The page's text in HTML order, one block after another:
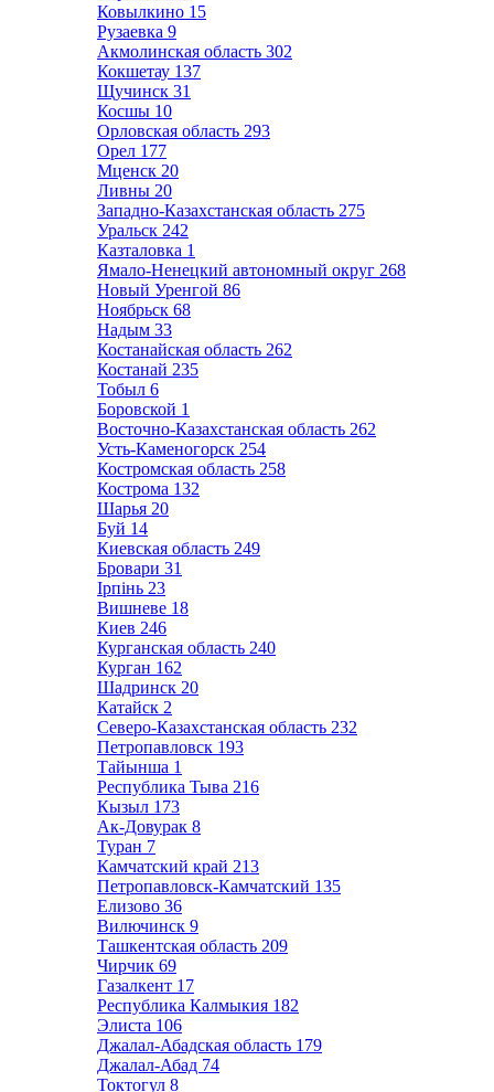
Ковылкино 15
Рузаевка 9
Акмолинская область 302
Кокшетау 137
Щучинск 31
Косшы 10
Орловская область 293
Орел 177
Мценск 20
Ливны 20
Западно-Казахстанская область 275
Уральск 242
Казталовка 1
Ямало-Ненецкий автономный округ 268
Новый Уренгой 86
Ноябрьск 68
Надым 33
Костанайская область 262
Костанай 235
Тобыл 6
Боровской 1
Восточно-Казахстанская область 262
Усть-Каменогорск 254
Костромская область 258
Кострома 132
Шарья 20
Буй 14
Киевская область 249
Бровари 31
Ірпінь 23
Вишневе 18
Киев 246
Курганская область 240
Курган 162
Шадринск 20
Катайск 2
Северо-Казахстанская область 232
Петропавловск 193
Тайынша 1
Республика Тыва 216
Кызыл 173
Ак-Довурак 8
Туран 7
Камчатский край 213
Петропавловск-Камчатский 135
Елизово 36
Вилючинск 9
Ташкентская область 209
Чирчик 69
Газалкент 17
Республика Калмыкия 182
Элиста 106
Джалал-Абадская область 179
Джалал-Абад 74
Токтогул 8